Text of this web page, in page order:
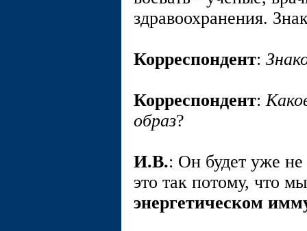
здравоохранения.
Корреспондент:
Корреспондент:
образ?
И.В.: Он будет уже
это так потому, что
энергетическом